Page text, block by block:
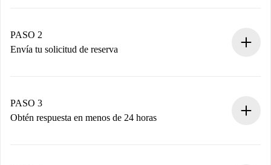
Tienes toda la información necesaria por adelantado.
PASO 2
Envía tu solicitud de reserva
propietario acepte.
PASO 3
Obtén respuesta en menos de 24 horas